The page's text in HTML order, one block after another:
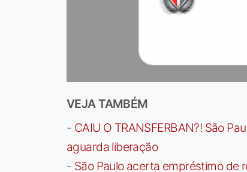
VEJA TAMBÉM
- CAIU O TRANSFERBAN?! São
aguarda liberação
- São Paulo acerta empréstimo de